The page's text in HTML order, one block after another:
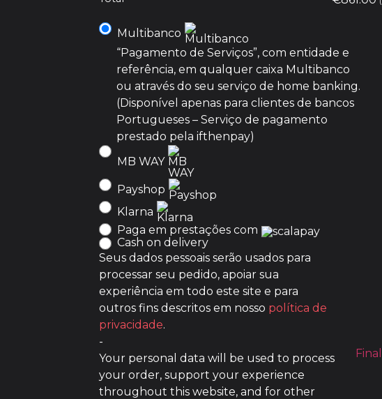
Multibanco
“Pagamento de Serviços”, com entidade e
referência, em qualquer caixa Multibanco
ou através do seu serviço de home banking.
(Disponível apenas para clientes de bancos
Portugueses – Serviço de pagamento
prestado pela ifthenpay)
MB WAY
Payshop
Klarna
Paga em prestações com
Cash on delivery
Seus dados pessoais serão usados para
processar seu pedido, apoiar sua
experiência em todo este site e para
outros fins descritos em nosso política de
privacidade.
-
Your personal data will be used to process
your order, support your experience
throughout this website, and for other